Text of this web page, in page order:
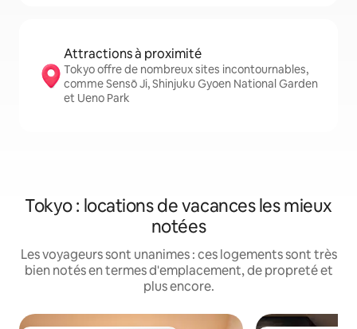
Attractions à proximité
Tokyo offre de nombreux sites incontournables,
comme Sensō Ji, Shinjuku Gyoen National Garden
et Ueno Park
Tokyo : locations de vacances les mieux
notées
Les voyageurs sont unanimes : ces logements sont très
bien notés en termes d'emplacement, de propreté et
plus encore.